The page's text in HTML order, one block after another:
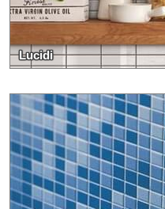
Lucidi